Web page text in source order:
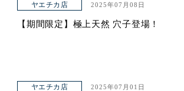
ヤエチカ店 2025年07月08日
【期間限定】極上天然 穴子登場！
ヤエチカ店 2025年07月01日